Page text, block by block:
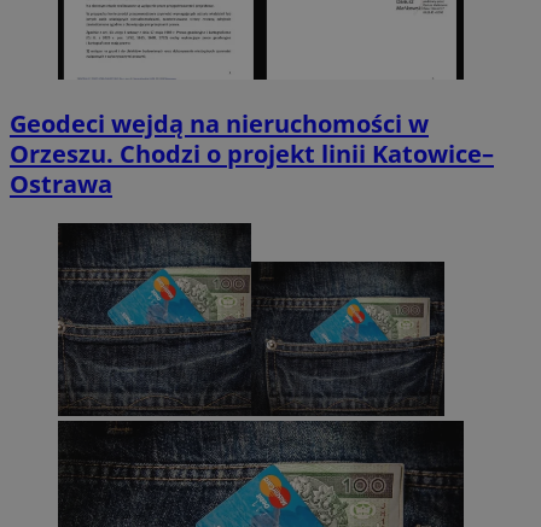
Geodeci wejdą na nieruchomości w
Orzeszu. Chodzi o projekt linii Katowice–
Ostrawa